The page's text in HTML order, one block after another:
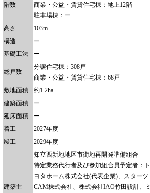
階数
商業・公益・賃貸住宅棟：地上12階
駐車場棟：ー
高さ
103m
構造
ー
基礎工法
ー
総戸数
分譲住宅棟：308戸
商業・公益・賃貸住宅棟：68戸
敷地面積
約1.2ha
建築面積
ー
延床面積
ー
着工
2027年度
竣工
2029年度
建築主
知立西新地地区市街地再開発準備組合
特定業務代行者及び参加組合員予定者：ト
ヨタホーム株式会社(代表企業)、スターツ
CAM株式会社、株式会社IAO竹田設計、ミ